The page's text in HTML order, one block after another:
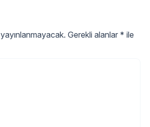
Gerekli alanlar * ile